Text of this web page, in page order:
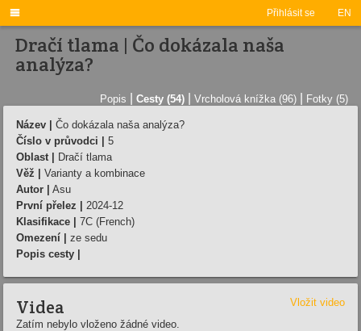
Přihlásit se EN

Dračí tlama | Čo dokázala naša
analýza?
Popis Cesty (54) Vrcholová knížka (96) Fotky (5)
Název |
Čo dokázala naša analýza?
Číslo v průvodci |
5
Oblast |
Dračí tlama
Věž |
Varianty a kombinace
Autor |
Asu
První přelez |
2024-12
Klasifikace |
7C (French)
Omezení |
ze sedu
Popis cesty |
Videa
Vložit video
Zatím nebylo vloženo žádné video.